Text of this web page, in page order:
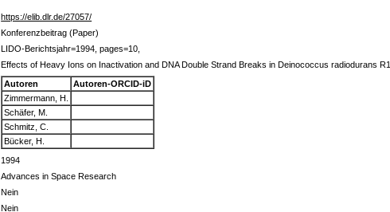
https://elib.dlr.de/27057/
Konferenzbeitrag (Paper)
LIDO-Berichtsjahr=1994, pages=10,
Effects of Heavy Ions on Inactivation and DNA Double Strand Breaks in Deinococcus radiodurans R1
Autoren
Autoren-ORCID-iD
Zimmermann, H.
Schäfer, M.
Schmitz, C.
Bücker, H.
1994
Advances in Space Research
Nein
Nein